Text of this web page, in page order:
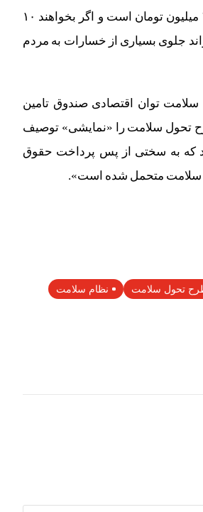
جایگزین کنید تا وضعیت رسیدگی به بیماران بدتر نشود. حقوق پرستاران معمولا ۲ تا ۳ میلیون تومان است و اگر بخواهند ۱۰
داشت که می‌تواند جلوی بسیاری از خسارات به مردم
توان اقتصادی صندوق تامین
تحول سلامت را «نمایشی» توصیف
که به سختی از پس پرداخت حقوق
سلامت متحمل شده است».
تحول سلامت نظام سلامت